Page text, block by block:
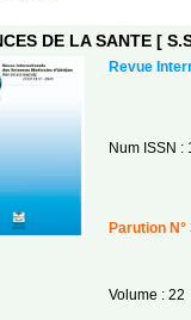
DE LA SANTE [
Revue
Num ISSN :
Parution N°
Volume : 22